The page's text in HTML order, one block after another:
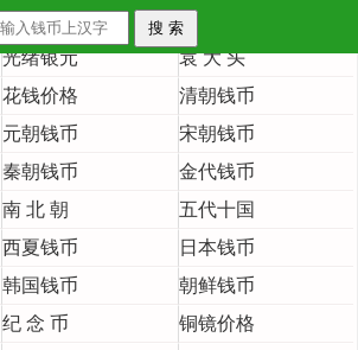
大清铜币
大清银币
光绪银元
袁 大 头
花钱价格
清朝钱币
元朝钱币
宋朝钱币
秦朝钱币
金代钱币
南 北 朝
五代十国
西夏钱币
日本钱币
韩国钱币
朝鲜钱币
纪 念 币
铜镜价格